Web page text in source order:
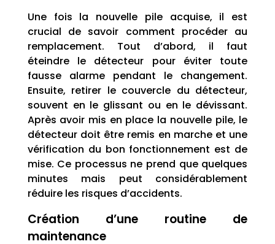
Une fois la nouvelle pile acquise, il est
crucial de savoir comment procéder au
remplacement. Tout d’abord, il faut
éteindre le détecteur pour éviter toute
fausse alarme pendant le changement.
Ensuite, retirer le couvercle du détecteur,
souvent en le glissant ou en le dévissant.
Après avoir mis en place la nouvelle pile, le
détecteur doit être remis en marche et une
vérification du bon fonctionnement est de
mise. Ce processus ne prend que quelques
minutes mais peut considérablement
réduire les risques d’accidents.
Création d’une routine de
maintenance